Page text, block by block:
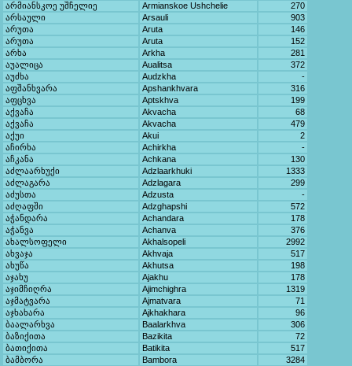
არმიანსკოე უშჩელიე
Armianskoe Ushchelie
270
არსაული
Arsauli
903
არუთა
Aruta
146
არუთა
Aruta
152
არხა
Arkha
281
აუალიცა
Aualitsa
372
აუძხა
Audzkha
-
აფშანხვარა
Apshankhvara
316
აფცხვა
Aptskhva
199
აქვაჩა
Akvacha
68
აქვაჩა
Akvacha
479
აქუი
Akui
2
აჩირხა
Achirkha
-
აჩკანა
Achkana
130
აძლაარხუქი
Adzlaarkhuki
1333
აძლაგარა
Adzlagara
299
აძუსთა
Adzusta
-
აძღაფში
Adzghapshi
572
აჭანდარა
Achandara
178
აჭანვა
Achanva
376
ახალსოფელი
Akhalsopeli
2992
ახვაჯა
Akhvaja
517
ახუწა
Akhutsa
198
აჯახუ
Ajakhu
178
აჯიმჩიღრა
Ajimchighra
1319
აჯმატვარა
Ajmatvara
71
აჯხახარა
Ajkhakhara
96
ბაალარხვა
Baalarkhva
306
ბაზიქითა
Bazikita
72
ბათიქითა
Batikita
517
ბამბორა
Bambora
3284